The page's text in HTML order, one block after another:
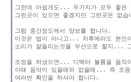
그런데 아쉽게도... 두가지가 모두 좋
그런곳이 있으면 좋겠지만 그런곳은 없
그럼 중간정도에서 양보를 합니다.
이것은 법이 아니고... 차후에라도 본인
소리가 잘들리는것을 우선으로 할지...
조정을 하셨으면... 디텍터 볼륨을 움직
이때 음악이 있을때와 없을때... 즉 조
여러번 확인을 하셔야 합니다.